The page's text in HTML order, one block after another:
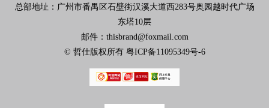
总部地址：广州市番禺区石壁街汉溪大道西283号奥园越时代广场
东塔10层
邮件：thisbrand@foxmail.com
© 哲仕版权所有 粤ICP备11095349号-6